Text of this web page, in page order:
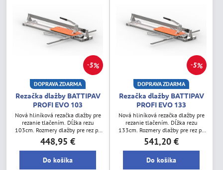
5%
DOPRAVA ZDARMA
Rezačka dlažby BATTIPAV
PROFI EVO 103
Nová hliníková rezačka dlažby pre
rezanie tlačením. Dĺžka rezu
103cm. Rozmery dlažby pre rez po
uhlopriečke 72x72cm. Hmotnosť
14,1kg. Hrúbka rezu 5-15mm.
448,95 €
Do košíka
5%
DOPRAVA ZDARMA
Rezačka dlažby BATTIPAV
PROFI EVO 133
Nová hliníková rezačka dlažby pre
rezanie tlačením. Dĺžka rezu
133cm. Rozmery dlažby pre rez po
uhlopriečke 94x94cm. Hmotnosť
17kg. Hrúbka rezu 5-15mm.
541,20 €
Do košíka